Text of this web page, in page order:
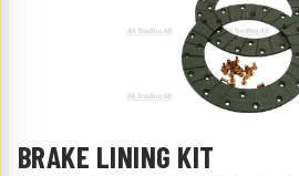
BRAKE LINING KIT